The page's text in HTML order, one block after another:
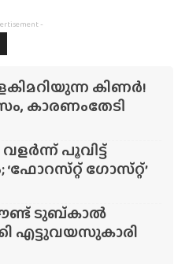
-
കിണർ!
കാരണംതേടി
പൂവിട്ട്
ഗോസ്‌റ്റ്’
ടുബ്‌കാൽ
എട്ടുവയസുകാരി